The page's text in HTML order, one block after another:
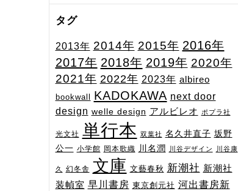
タグ
2013年 2014年 2015年 2016年
2017年 2018年 2019年 2020年
2021年 2022年 2023年 albireo
bookwall KADOKAWA next door
design welle design アルビレオ ポプラ社
光文社 単行本 双葉社 名久井直子 坂野
公一 小学館 岡本歌織 川名潤 川谷デザイン 川谷康
久 幻冬舎 文庫 文藝春秋 新潮社 新潮社
装幀室 早川書房 東京創元社 河出書房新